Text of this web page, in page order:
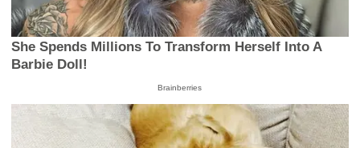
She Spends Millions To Transform Herself Into A
Barbie Doll!
Brainberries